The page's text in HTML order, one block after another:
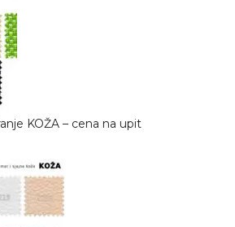
KOŽA – cena na upit